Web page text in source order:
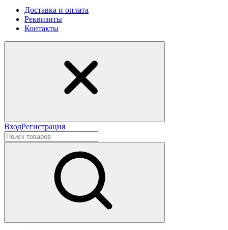
Доставка и оплата
Реквизиты
Контакты
ВходРегистрация